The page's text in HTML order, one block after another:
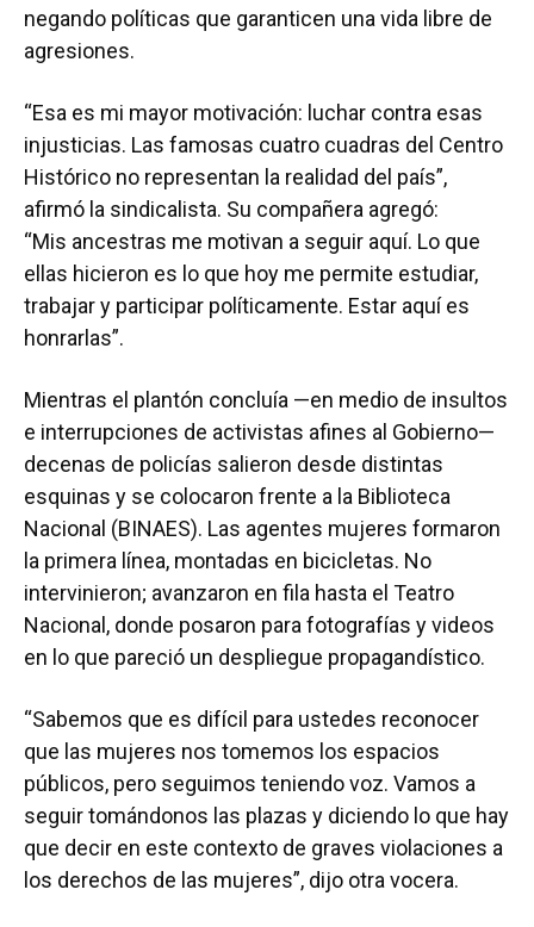
negando políticas que garanticen una vida libre de
agresiones.
“Esa es mi mayor motivación: luchar contra esas
injusticias. Las famosas cuatro cuadras del Centro
Histórico no representan la realidad del país”,
afirmó la sindicalista. Su compañera agregó:
“Mis ancestras me motivan a seguir aquí. Lo que
ellas hicieron es lo que hoy me permite estudiar,
trabajar y participar políticamente. Estar aquí es
honrarlas”.
Mientras el plantón concluía —en medio de insultos
e interrupciones de activistas afines al Gobierno—
decenas de policías salieron desde distintas
esquinas y se colocaron frente a la Biblioteca
Nacional (BINAES). Las agentes mujeres formaron
la primera línea, montadas en bicicletas. No
intervinieron; avanzaron en fila hasta el Teatro
Nacional, donde posaron para fotografías y videos
en lo que pareció un despliegue propagandístico.
“Sabemos que es difícil para ustedes reconocer
que las mujeres nos tomemos los espacios
públicos, pero seguimos teniendo voz. Vamos a
seguir tomándonos las plazas y diciendo lo que hay
que decir en este contexto de graves violaciones a
los derechos de las mujeres”, dijo otra vocera.